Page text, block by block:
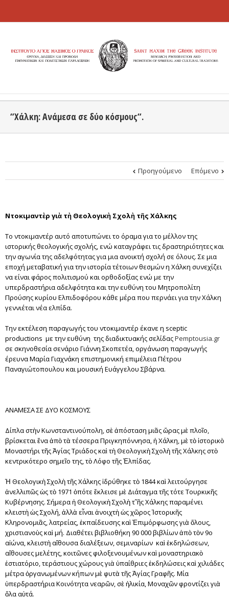
“Χάλκη: Ανάμεσα σε δύο κόσμους“.
Προηγούμενο Επόμενο
Ντοκιμαντὲρ γιὰ τὴ Θεολογικὴ Σχολὴ τῆς Χάλκης
Το ντοκιμαντέρ αυτό αποτυπώνει το όραμα για το μέλλον της
ιστορικής θεολογικής σχολής, ενώ καταγράφει τις δραστηριότητες και
την αγωνία της αδελφότητας για μια ανοικτή σχολή σε όλους. Σε μια
εποχή μεταβατική για την ιστορία τέτοιων θεσμών η Χάλκη συνεχίζει
να είναι φάρος πολιτισμού και ορθοδοξίας ενώ με την
υπερδραστήρια αδελφότητα και την ευθύνη του Μητροπολίτη
Προύσης κυρίου Ελπιδοφόρου κάθε μέρα που περνάει για την Χάλκη
γεννιέται νέα ελπίδα.
Την εκτέλεση παραγωγής του ντοκιμαντέρ έκανε η sceptic
productions με την ευθύνη της διαδικτυακής σελίδαςPemptousia.gr
σε σκηνοθεσία σενάριο Γιάννη Σκοπετέα, οργάνωση παραγωγής
έρευνα Μαρία Γιαχνάκη επιστημονική επιμέλεια Πέτρου
Παναγιώτοπουλου και μουσική Ευάγγελου Σβάρνα.
ΑΝΑΜΕΣΑ ΣΕ ΔΥΟ ΚΟΣΜΟΥΣ
Δίπλα στὴν Κωνσταντινούπολη, σὲ ἀπόσταση μιᾶς ὥρας μὲ πλοῖο,
βρίσκεται ἕνα ἀπὸ τὰ τέσσερα Πριγκηπόννησα, ἡ Χάλκη, μὲ τὸ ἱστορικὸ
Μοναστήρι τῆς Ἁγίας Τριάδος καὶ τὴ Θεολογικὴ Σχολὴ τῆς Χάλκης στὸ
κεντρικότερο σημεῖο της, τὸ Λόφο τῆς Ἐλπίδας.
Ἡ Θεολογικὴ Σχολὴ τῆς Χάλκης ἱδρύθηκε τὸ 1844 καὶ λειτούργησε
ἀνελλιπῶς ὡς τὸ 1971 ὁπότε ἔκλεισε μὲ Διάταγμα τῆς τότε Τουρκικῆς
Κυβέρνησης. Σήμερα ἡ Θεολογικὴ Σχολὴ τ῀ῆς Χάλκης παραμένει
κλειστὴ ὡς Σχολή, ἀλλὰ εἶναι ἀνοιχτὴ ὡς χῶρος Ἱστορικῆς
Κληρονομιᾶς, λατρείας, ἐκπαίδευσης καὶ Ἐπιμόρφωσης γιὰ ὅλους,
χριστιανοὺς καὶ μή. Διαθέτει βιβλιοθήκη 90 000 βιβλίων ἀπὸ τὸν 9ο
αἰώνα, κλειστὴ αἴθουσα διαλέξεων, σεμιναρίων καὶ ἐκδηλώσεων,
αἴθουσες μελέτης, κοιτῶνες φιλοξενουμένων καὶ μοναστηριακὸ
ἑστιατόριο, τεράστιους χώρους γιὰ ὑπαίθριες ἐκδηλώσεις καὶ χιλιάδες
μέτρα ὀργανωμένων κήπων μὲ φυτὰ τῆς Ἁγίας Γραφῆς. Μία
ὑπερδραστήρια Κοινότητα νεαρῶν, σὲ ἡλικία, Μοναχῶν φροντίζει γιὰ
ὅλα αὐτά.